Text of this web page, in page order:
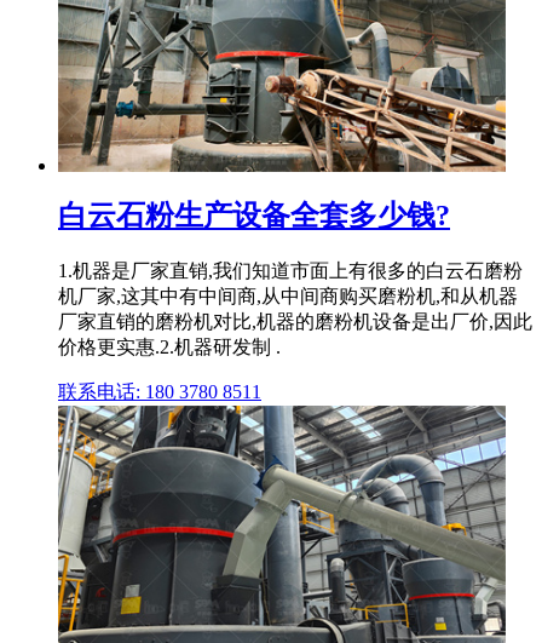
白云石粉生产设备全套多少钱?
1.机器是厂家直销,我们知道市面上有很多的白云石磨粉
机厂家,这其中有中间商,从中间商购买磨粉机,和从机器
厂家直销的磨粉机对比,机器的磨粉机设备是出厂价,因此
价格更实惠.2.机器研发制 .
联系电话: 180 3780 8511